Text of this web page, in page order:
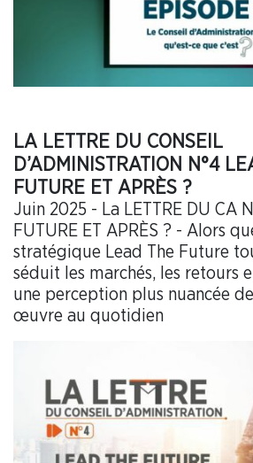
LA LETTRE DU CONSEIL
D’ADMINISTRATION N°4
FUTURE ET APRÈS ?
Juin 2025 - La LETTRE DU CA
FUTURE ET APRÈS ? - Alors
stratégique Lead The Future
séduit les marchés, les retours
une perception plus nuancée
œuvre au quotidien